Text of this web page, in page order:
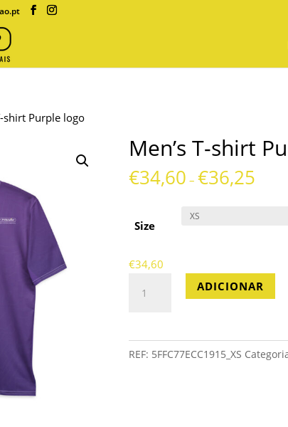
shirt Purple logo
Men’s T-shirt
€34,60 – €36,25
Size
€34,60
shirt
ADICIONAR
REF: 5FFC77ECC1915_XS